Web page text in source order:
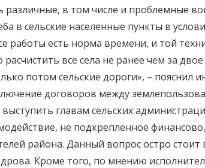
в том числе и проблемные
в сельские населенные пункты в
работы есть норма времени, и той
все села не ранее чем за
потом сельские дороги», –
договоров между
главам сельских
не подкрепленное
района. Данный вопрос остро стоит
Кроме того, по мнению